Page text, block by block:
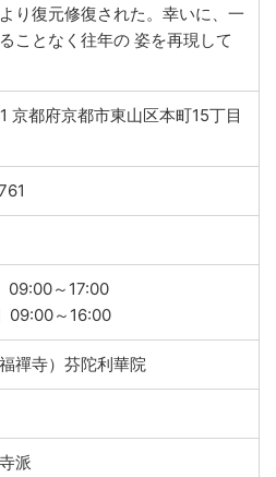
り復元修復された。幸いに、一
ことなく往年の 姿を再現して
京都府京都市東山区本町15丁目
09:00～17:00
09:00～16:00
禪寺）芬陀利華院
派